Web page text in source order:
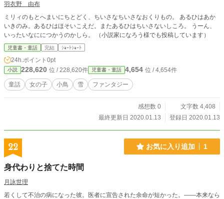
羽衣野 由布
ミリィのもとへまいにちとどく、ちいさなちいさなおくりもの。 あるひはあか
いきのみ。あるひはほそいこえだ。またあるひはちいさないしころ。 うーん、
いったいなににつかうのかしら。 （小説家になろう様でも投稿しています）
児童書・童話 完結 ｼｮｰﾄｼｮｰﾄ
24h.ポイント 0pt
小説 228,620 位 / 228,620件 児童書・童話 4,654 位 / 4,654件
童話 女の子 小鳥 雪 ファンタジー
感想数 0
文字数 4,408
最終更新日 2020.01.13
登録日 2020.01.13
22 お気に入り追加 1
身代わりと捨てた時間
月詠世理
若くして不治の病になった彼。医者に宣告された余命が短かった。——本来なら